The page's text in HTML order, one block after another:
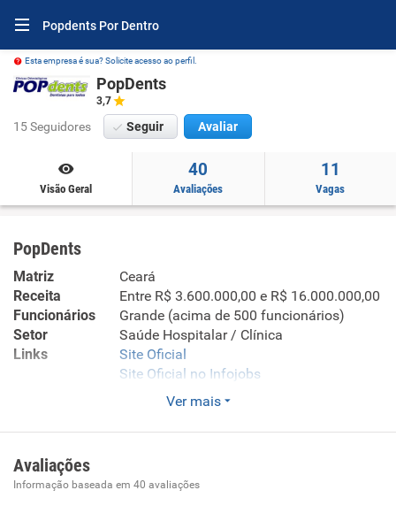
Popdents Por Dentro
Esta empresa é sua? Solicite acesso ao perfil.
PopDents
3,7
15 Seguidores Seguir Avaliar
Visão Geral
40
Avaliações
11
Vagas
PopDents
Matriz
Ceará
Receita
Entre R$ 3.600.000,00 e R$ 16.000.000,00
Funcionários
Grande (acima de 500 funcionários)
Setor
Saúde Hospitalar / Clínica
Links
Site Oficial
Site Oficial no Infojobs
Enviar CV
Atividade odontológica. . . . . . . . . . .
Ver mais
Avaliações
Informação baseada em 40 avaliações